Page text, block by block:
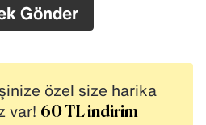
Gönder
özel size harika
var! 60 TL indirim